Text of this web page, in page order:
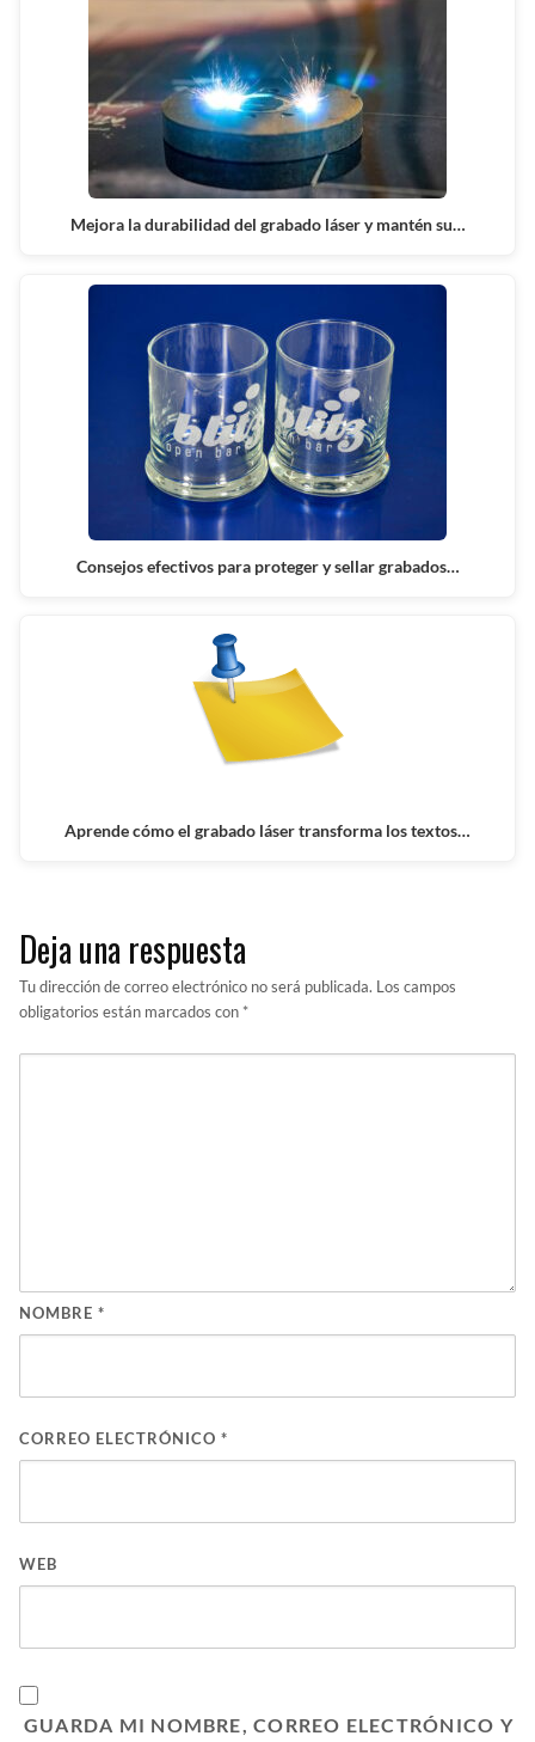
Mejora la durabilidad del grabado láser y mantén su…
Consejos efectivos para proteger y sellar grabados…
Aprende cómo el grabado láser transforma los textos…
Deja una respuesta
Tu dirección de correo electrónico no será publicada. Los campos
obligatorios están marcados con *
NOMBRE *
CORREO ELECTRÓNICO *
WEB
GUARDA MI NOMBRE, CORREO ELECTRÓNICO Y